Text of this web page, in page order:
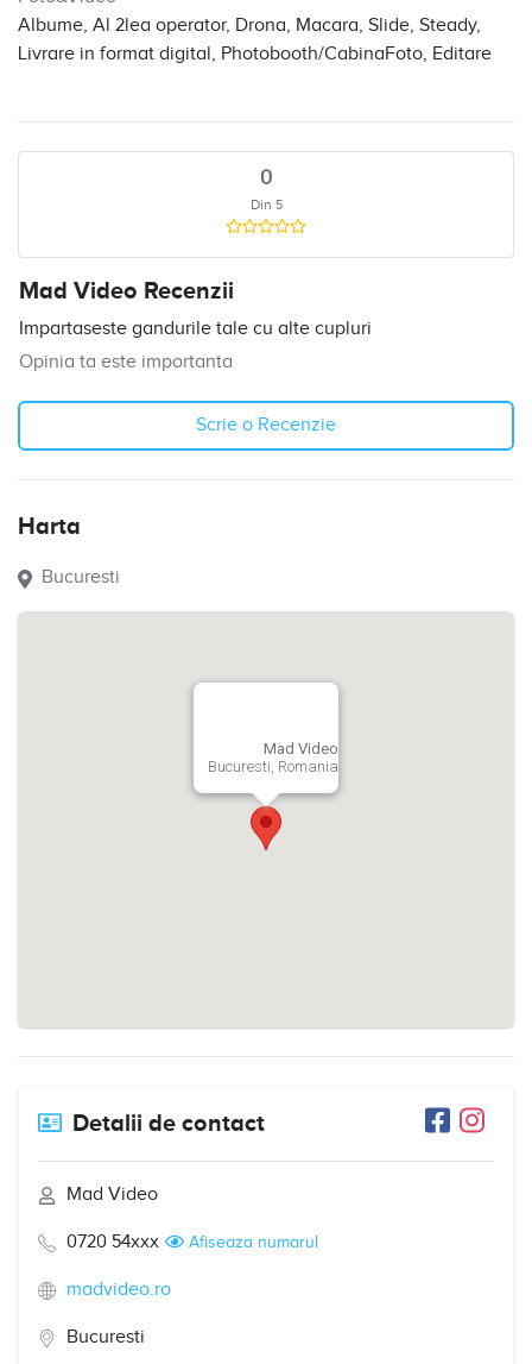
Albume, Al 2lea operator, Drona, Macara, Slide, Steady,
Livrare in format digital, Photobooth/CabinaFoto, Editare
0
Din 5
Mad Video Recenzii
Impartaseste gandurile tale cu alte cupluri
Opinia ta este importanta
Scrie o Recenzie
Harta
Bucuresti
Mad Video
Bucuresti, Romania
Detalii de contact
Mad Video
0720 54xxx Afiseaza numarul
madvideo.ro
Bucuresti